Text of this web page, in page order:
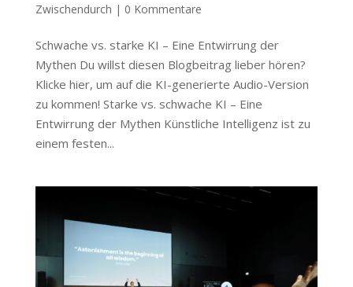
Zwischendurch | 0 Kommentare
Schwache vs. starke KI – Eine Entwirrung der
Mythen Du willst diesen Blogbeitrag lieber hören?
Klicke hier, um auf die KI-generierte Audio-Version
zu kommen! Starke vs. schwache KI – Eine
Entwirrung der Mythen Künstliche Intelligenz ist zu
einem festen...